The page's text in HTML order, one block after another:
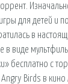
для детей и
в
в виде
бесплатно c
Birds в